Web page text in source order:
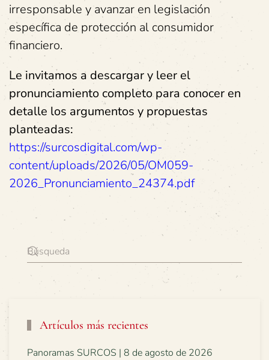
irresponsable y avanzar en legislación
específica de protección al consumidor
financiero.
Le invitamos a descargar y leer el
pronunciamiento completo para conocer en
detalle los argumentos y propuestas
planteadas:
https://surcosdigital.com/wp-
content/uploads/2026/05/OM059-
2026_Pronunciamiento_24374.pdf
Artículos más recientes
Panoramas SURCOS | 8 de agosto de 2026